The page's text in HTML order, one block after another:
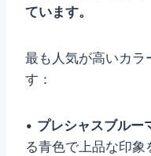
ています。
最も人気が高いカラ
す：
• プレシャスブルー
る青色で上品な印象